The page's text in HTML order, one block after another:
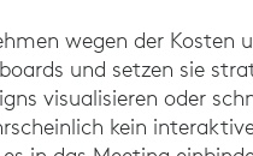
wegen der Kosten
und setzen sie
visualisieren oder
kein